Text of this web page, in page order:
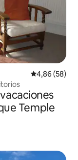
Calificación
4,86 (58)
Temple